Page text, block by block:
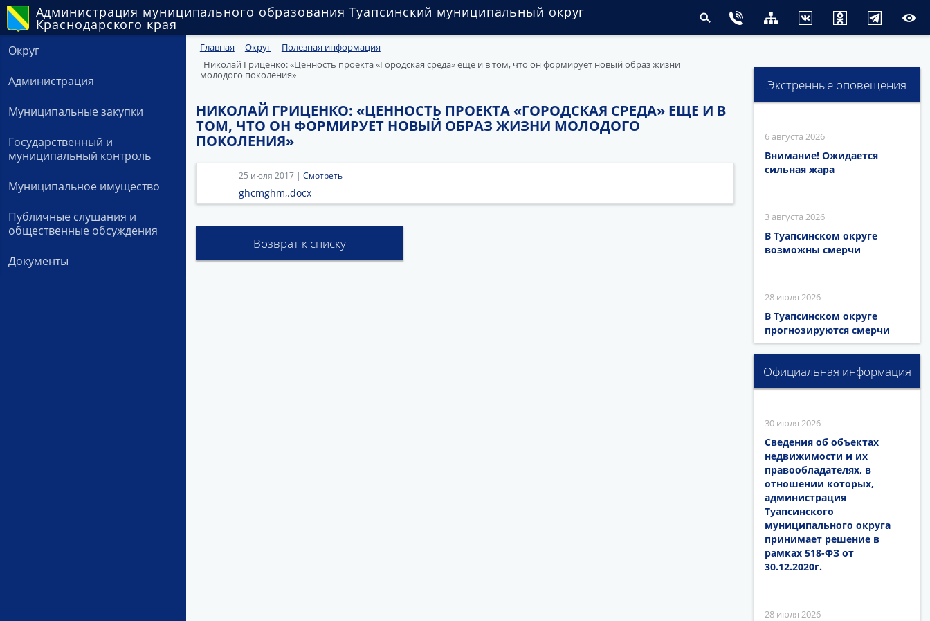
Администрация муниципального образования Туапсинский муниципальный округ
Краснодарского края
Округ
Администрация
Муниципальные закупки
Государственный и
муниципальный контроль
Муниципальное имущество
Публичные слушания и
общественные обсуждения
Документы
Главная Округ
Полезная информация
Николай Гриценко: «Ценность проекта «Городская среда» еще и в том, что он формирует новый образ жизни
молодого поколения»
НИКОЛАЙ ГРИЦЕНКО: «ЦЕННОСТЬ ПРОЕКТА «ГОРОДСКАЯ СРЕДА» ЕЩЕ И В
ТОМ, ЧТО ОН ФОРМИРУЕТ НОВЫЙ ОБРАЗ ЖИЗНИ МОЛОДОГО
ПОКОЛЕНИЯ»
25 июля 2017 | Смотреть
ghcmghm,.docx
Возврат к списку
Экстренные оповещения
6 августа 2026
Внимание! Ожидается
сильная жара
3 августа 2026
В Туапсинском округе
возможны смерчи
28 июля 2026
В Туапсинском округе
прогнозируются смерчи
Официальная информация
30 июля 2026
Сведения об объектах
недвижимости и их
правообладателях, в
отношении которых,
администрация
Туапсинского
муниципального округа
принимает решение в
рамках 518-ФЗ от
30.12.2020г.
28 июля 2026